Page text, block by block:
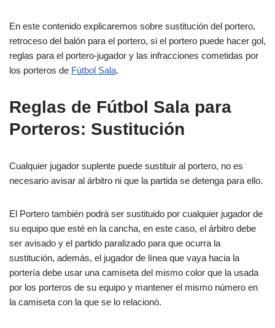
En este contenido explicaremos sobre sustitución del portero,
retroceso del balón para el portero, si el portero puede hacer gol,
reglas para el portero-jugador y las infracciones cometidas por
los porteros de Fútbol Sala.
Reglas de Fútbol Sala para
Porteros: Sustitución
Cualquier jugador suplente puede sustituir al portero, no es
necesario avisar al árbitro ni que la partida se detenga para ello.
El Portero también podrá ser sustituido por cualquier jugador de
su equipo que esté en la cancha, en este caso, el árbitro debe
ser avisado y el partido paralizado para que ocurra la
sustitución, además, el jugador de línea que vaya hacia la
portería debe usar una camiseta del mismo color que la usada
por los porteros de su equipo y mantener el mismo número en
la camiseta con la que se lo relacionó.